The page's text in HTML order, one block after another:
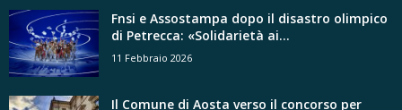
Fnsi e Assostampa dopo il disastro olimpico
di Petrecca: «Solidarietà ai...
11 Febbraio 2026
Il Comune di Aosta verso il concorso per